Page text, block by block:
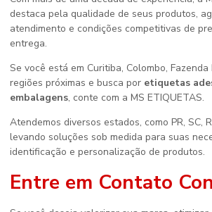
destaca pela qualidade de seus produtos,
atendimento e condições competitivas de
entrega.
Se você está em Curitiba, Colombo, Fazenda
regiões próximas e busca por etiquetas
embalagens, conte com a MS ETIQUETAS.
Atendemos diversos estados, como PR, SC,
levando soluções sob medida para suas
identificação e personalização de produtos.
Entre em Contato